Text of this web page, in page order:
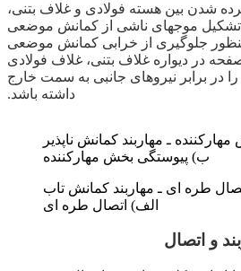
شدن بین هسته فولادی و غلاف بتنی،
تشکیل موج­های ناشی از کمانش موضعی
جلوگیری از خرابی کمانش موضعی
در دیواره غلاف بتنی، غلاف فولادی
در برابر نیروهای جانبی به سمت خارج
داشته باشد.
ب) پیوستگی بخش مهارکننده
الف) اتصال طره ای
و اتصال